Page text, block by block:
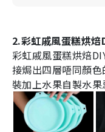
2.彩虹戚風蛋糕烘焙
彩虹戚風蛋糕烘焙
接焗出四層唔同顏
裝加上水果自製水果